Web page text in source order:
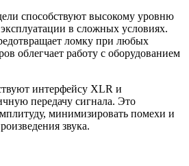
способствуют высокому уровню
в сложных условиях.
ломку при любых
облегчает работу с оборудованием
интерфейсу XLR и
передачу сигнала. Это
минимизировать помехи и
звука.